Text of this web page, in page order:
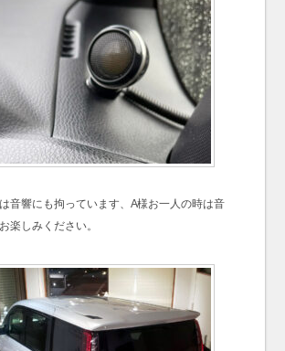
音響にも拘っています、A様お一人の時は音
楽しみください。